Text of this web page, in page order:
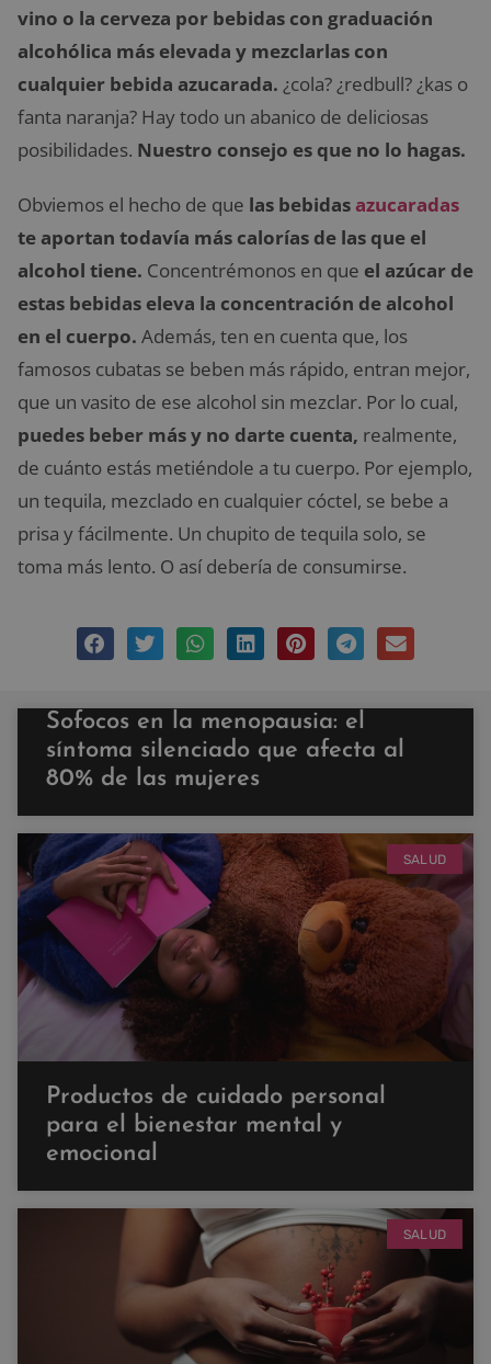
vino o la cerveza por bebidas con graduación
alcohólica más elevada y mezclarlas con
cualquier bebida azucarada. ¿cola? ¿redbull? ¿kas o
fanta naranja? Hay todo un abanico de deliciosas
posibilidades. Nuestro consejo es que no lo hagas.
Obviemos el hecho de que las bebidasazucaradas
te aportan todavía más calorías de las que el
alcohol tiene. Concentrémonos en que el azúcar de
estas bebidas eleva la concentración de alcohol
en el cuerpo. Además, ten en cuenta que, los
famosos cubatas se beben más rápido, entran mejor,
que un vasito de ese alcohol sin mezclar. Por lo cual,
puedes beber más y no darte cuenta, realmente,
de cuánto estás metiéndole a tu cuerpo. Por ejemplo,
un tequila, mezclado en cualquier cóctel, se bebe a
prisa y fácilmente. Un chupito de tequila solo, se
toma más lento. O así debería de consumirse.
Sofocos en la menopausia: el
síntoma silenciado que afecta al
80% de las mujeres
SALUD
Productos de cuidado personal
para el bienestar mental y
emocional
SALUD